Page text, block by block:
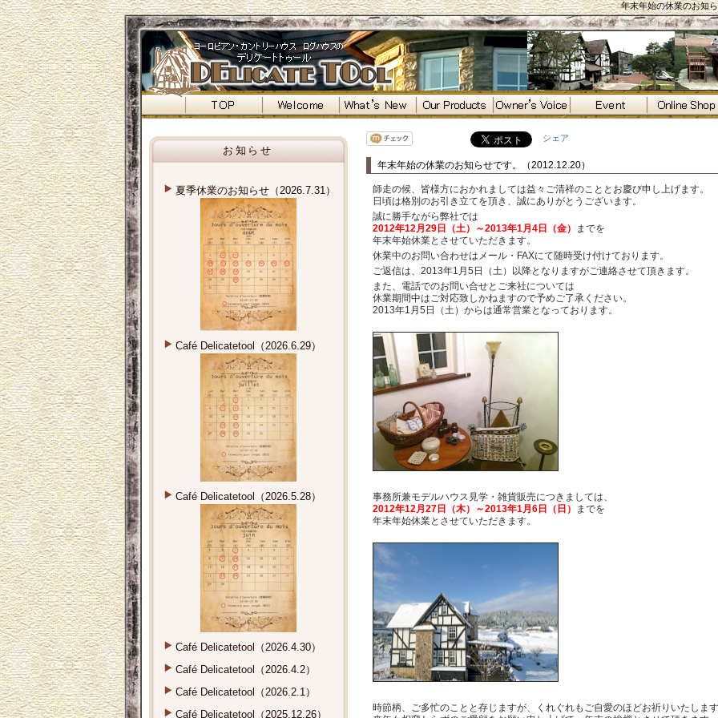
年末年始の休業のお知
お知らせ
夏季休業のお知らせ（2026.7.31）
Café Delicatetool（2026.6.29）
Café Delicatetool（2026.5.28）
Café Delicatetool（2026.4.30）
Café Delicatetool（2026.4.2）
Café Delicatetool（2026.2.1）
Café Delicatetool（2025.12.26）
シェア
年末年始の休業のお知らせです。（2012.12.20）
師走の候、皆様方におかれましては益々ご清祥のこととお慶び申し上げます。
日頃は格別のお引き立てを頂き、誠にありがとうございます。
誠に勝手ながら弊社では
2012年12月29日（土）～2013年1月4日（金）
までを
年末年始休業とさせていただきます。
休業中のお問い合わせはメール・FAXにて随時受け付けております。
ご返信は、2013年1月5日（土）以降となりますがご連絡させて頂きます。
また、電話でのお問い合せとご来社については
休業期間中はご対応致しかねますので予めご了承ください。
2013年1月5日（土）からは通常営業となっております。
事務所兼モデルハウス見学・雑貨販売につきましては、
2012年12月27日（木）～2013年1月6日（日）
までを
年末年始休業とさせていただきます。
時節柄、ご多忙のことと存じますが、くれぐれもご自愛のほどお祈りいたしま